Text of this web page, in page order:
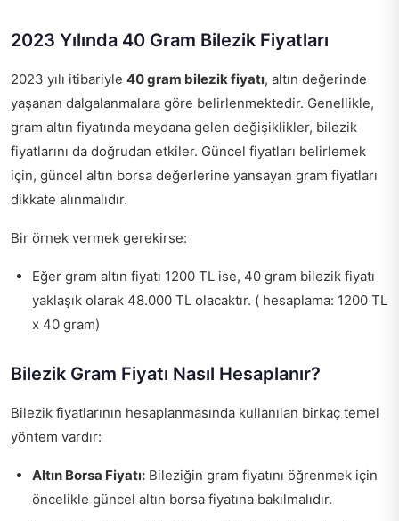
2023 Yılında 40 Gram Bilezik Fiyatları
2023 yılı itibariyle 40 gram bilezik fiyatı, altın değerinde
yaşanan dalgalanmalara göre belirlenmektedir. Genellikle,
gram altın fiyatında meydana gelen değişiklikler, bilezik
fiyatlarını da doğrudan etkiler. Güncel fiyatları belirlemek
için, güncel altın borsa değerlerine yansayan gram fiyatları
dikkate alınmalıdır.
Bir örnek vermek gerekirse:
Eğer gram altın fiyatı 1200 TL ise, 40 gram bilezik fiyatı
yaklaşık olarak 48.000 TL olacaktır. ( hesaplama: 1200 TL
x 40 gram)
Bilezik Gram Fiyatı Nasıl Hesaplanır?
Bilezik fiyatlarının hesaplanmasında kullanılan birkaç temel
yöntem vardır:
Altın Borsa Fiyatı: Bileziğin gram fiyatını öğrenmek için
öncelikle güncel altın borsa fiyatına bakılmalıdır.